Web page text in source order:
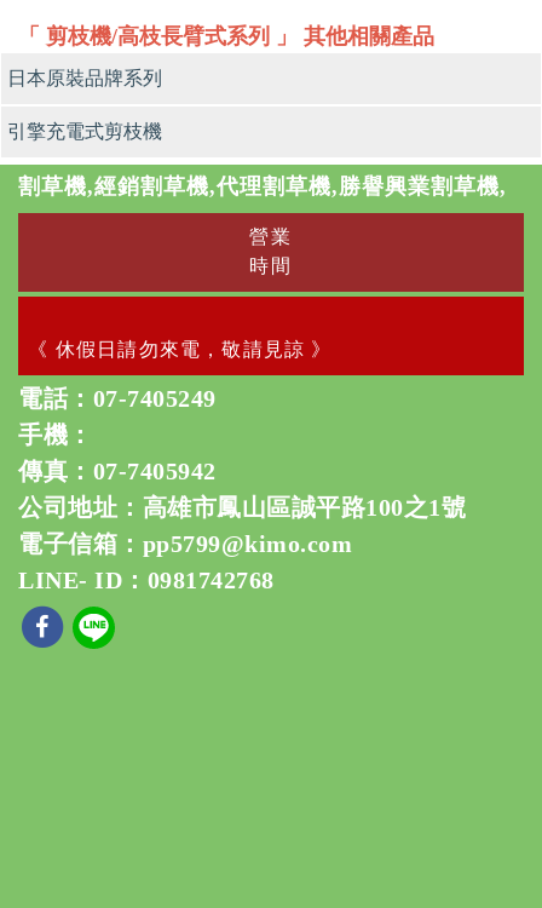
「 剪枝機/高枝長臂式系列 」 其他相關產品
日本原裝品牌系列
引擎充電式剪枝機
割草機,經銷割草機,代理割草機,勝譽興業割草機,
營業
時間
《 休假日請勿來電，敬請見諒 》
電話： 07-7405249
手機：
傳真：07-7405942
公司地址：高雄市鳳山區誠平路100之1號
電子信箱： pp5799@kimo.com
LINE- ID：0981742768